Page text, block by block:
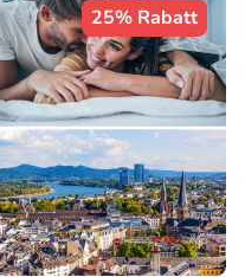
25% Rabatt